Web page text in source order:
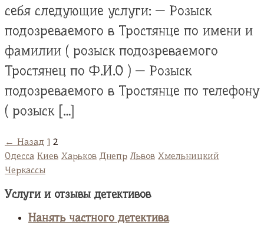
себя следующие услуги: — Розыск
подозреваемого в Тростянце по имени и
фамилии ( розыск подозреваемого
Тростянец по Ф.И.О ) — Розыск
подозреваемого в Тростянце по телефону
( розыск […]
← Назад 1 2
Одесса Киев Харьков Днепр Львов Хмельницкий
Черкассы
Услуги и отзывы детективов
Нанять частного детектива